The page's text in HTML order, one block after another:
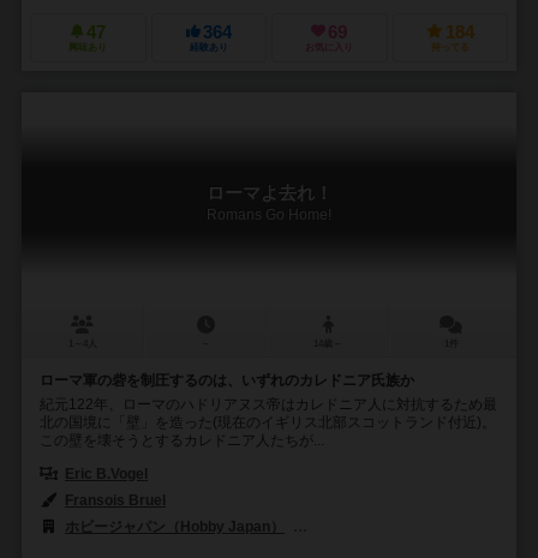
47
興味あり
364
経験あり
69
お気に入り
184
持ってる
ローマよ去れ！
Romans Go Home!
ローマ軍の砦を制圧するのは、いずれのカレドニア氏族か
紀元122年、ローマのハドリアヌス帝はカレドニア人に対抗するため最
北の国境に「壁」を造った(現在のイギリス北部スコットランド付近)。
この壁を壊そうとするカレドニア人たちが...
Eric B.Vogel
Fransois Bruel
ホビージャパン（Hobby Japan）